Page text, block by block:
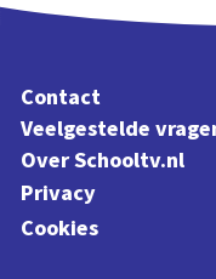
Contact
Veelgestelde
Over Schooltv.nl
Privacy
Cookies